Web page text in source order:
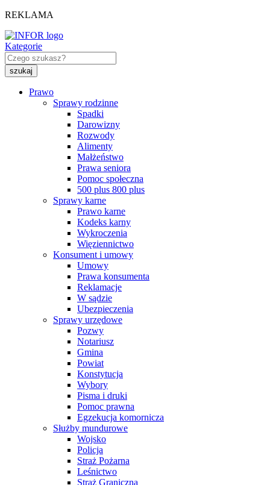
REKLAMA
Kategorie
Prawo
Sprawy rodzinne
Spadki
Darowizny
Rozwody
Alimenty
Małżeństwo
Prawa seniora
Pomoc społeczna
500 plus 800 plus
Sprawy karne
Prawo karne
Kodeks karny
Wykroczenia
Więziennictwo
Konsument i umowy
Umowy
Prawa konsumenta
Reklamacje
W sądzie
Ubezpieczenia
Sprawy urzędowe
Pozwy
Notariusz
Gmina
Powiat
Konstytucja
Wybory
Pisma i druki
Pomoc prawna
Egzekucja komornicza
Służby mundurowe
Wojsko
Policja
Straż Pożarna
Leśnictwo
Straż Graniczna